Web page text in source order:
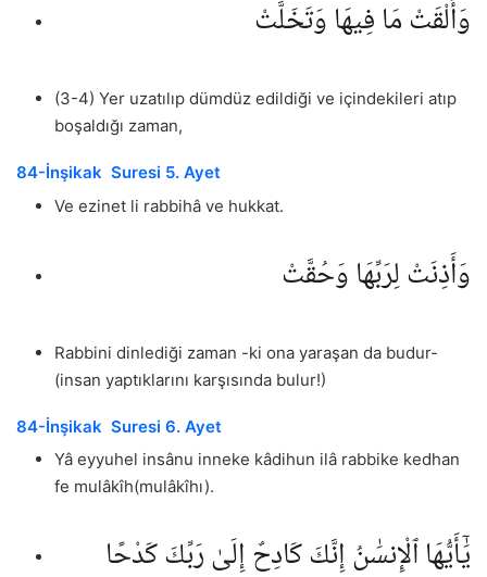
وَأَلْقَتْ مَا فِيهَا وَتَخَلَّتْ
(3-4) Yer uzatılıp dümdüz edildiği ve içindekileri atıp
boşaldığı zaman,
84-İnşikak Suresi 5. Ayet
Ve ezinet li rabbihâ ve hukkat.
وَأَذِنَتْ لِرَبِّهَا وَحُقَّتْ
Rabbini dinlediği zaman -ki ona yaraşan da budur-
(insan yaptıklarını karşısında bulur!)
84-İnşikak Suresi 6. Ayet
Yâ eyyuhel insânu inneke kâdihun ilâ rabbike kedhan
fe mulâkîh(mulâkîhı).
يَٰٓأَيُّهَا ٱلْإِنسَٰنُ إِنَّكَ كَادِحٌ إِلَىٰ رَبِّكَ كَدْحًا